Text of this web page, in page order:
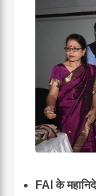
FAI के